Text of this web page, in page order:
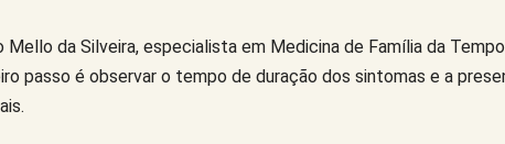
Mello da Silveira, especialista em Medicina de Família da
passo é observar o tempo de duração dos sintomas e a